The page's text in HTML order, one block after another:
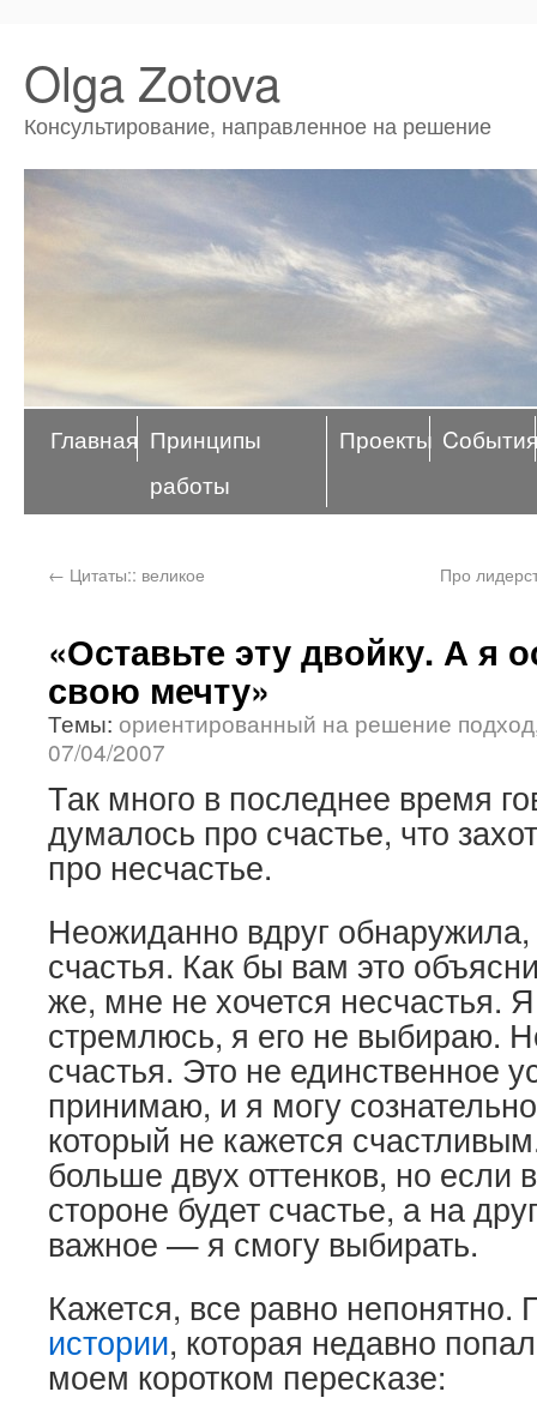
Olga Zotova
Консультирование, направленное на решение
Главная Принципы
работы
Проекты Cобытия
← Цитаты:: великое Про
«Оставьте эту двойку. А я
свою мечту»
Темы: ориентированный на решение подход
07/04/2007
Так много в последнее время
думалось про счастье, что
про несчастье.
Неожиданно вдруг
счастья. Как бы вам это
же, мне не хочется несчастья.
стремлюсь, я его не выбираю.
счастья. Это не единственное
принимаю, и я могу
который не кажется
больше двух оттенков, но если
стороне будет счастье, а на
важное — я смогу выбирать.
Кажется, все равно
истории, которая недавно
моем коротком пересказе: